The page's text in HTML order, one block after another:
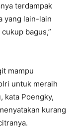
terdampak
yang lain-lain
bagus,”
mampu
untuk meraih
kata Poengky,
kurang